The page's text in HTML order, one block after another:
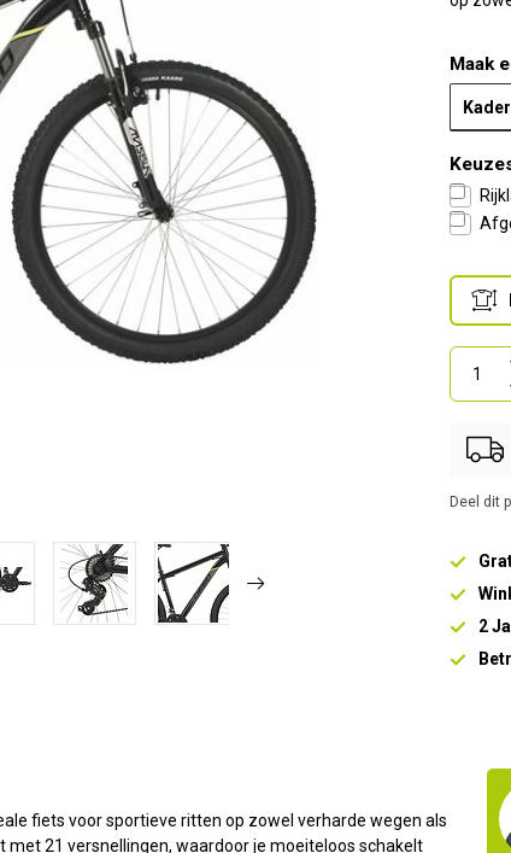
Maak
Deel dit
2
fiets voor sportieve ritten op zowel verharde wegen als
21 versnellingen, waardoor je moeiteloos schakelt